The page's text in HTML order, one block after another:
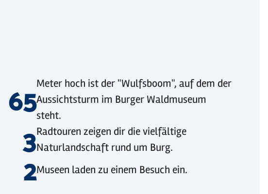
65Meter hoch ist der "Wulfsboom", auf dem der
Aussichtsturm im Burger Waldmuseum
steht.
3Radtouren zeigen dir die vielfältige
Naturlandschaft rund um Burg.
2Museen laden zu einem Besuch ein.